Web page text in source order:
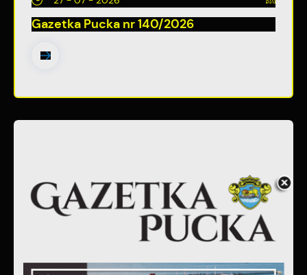
Gazetka Pucka nr 140/2026